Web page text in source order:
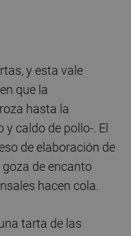
y esta vale
que la
hasta la
caldo de pollo-. El
de elaboración de
goza de encanto
hacen cola.
tarta de las